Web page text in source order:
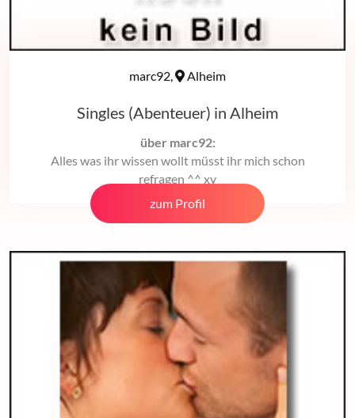
marc92, Alheim
Singles (Abenteuer) in Alheim
über marc92:
Alles was ihr wissen wollt müsst ihr mich schon
refragen ^^ xy
zum Profil